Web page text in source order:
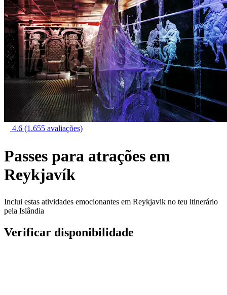
4.6 (1.655 avaliações)
Passes para atrações em
Reykjavík
Inclui estas atividades emocionantes em Reykjavik no teu itinerário
pela Islândia
Verificar disponibilidade